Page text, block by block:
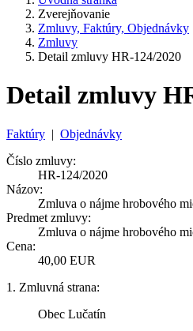
Zverejňovanie
Zmluvy, Faktúry, Objednávky
Zmluvy
Detail zmluvy HR-124/2020
Detail zmluvy
Faktúry | Objednávky
Číslo zmluvy:
HR-124/2020
Názov:
Zmluva o nájme hrobového
Predmet zmluvy:
Zmluva o nájme hrobového
Cena:
40,00 EUR
1. Zmluvná strana:
Obec Lučatín